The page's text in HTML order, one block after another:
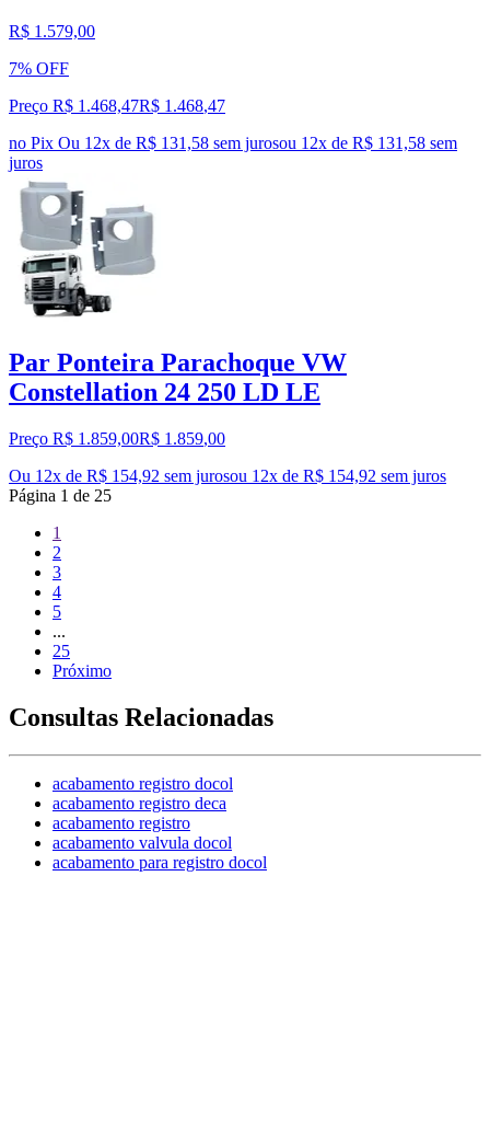
R$ 1.579,00
7% OFF
Preço R$ 1.468,47R$ 1.468,47
no Pix Ou 12x de R$ 131,58 sem jurosou 12x de R$ 131,58 sem
juros
Par Ponteira Parachoque VW
Constellation 24 250 LD LE
Preço R$ 1.859,00R$ 1.859,00
Ou 12x de R$ 154,92 sem jurosou 12x de R$ 154,92 sem juros
Página 1 de 25
1
2
3
4
5
...
25
Próximo
Consultas Relacionadas
acabamento registro docol
acabamento registro deca
acabamento registro
acabamento valvula docol
acabamento para registro docol